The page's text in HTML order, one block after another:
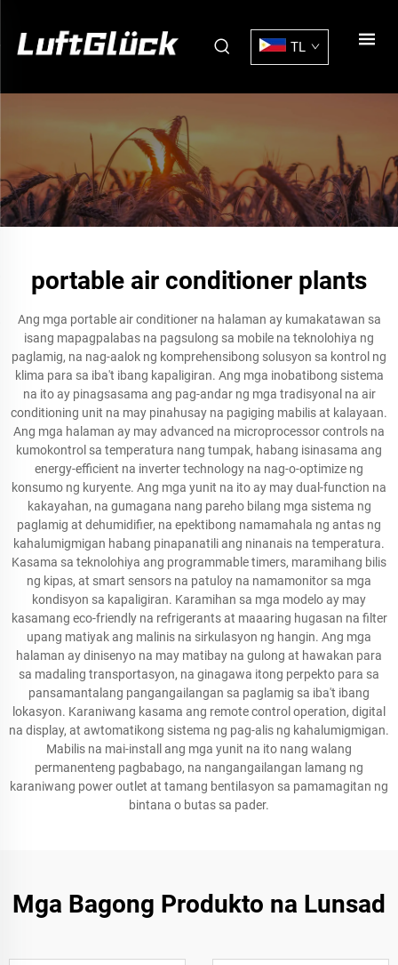
TL
portable air conditioner plants
Ang mga portable air conditioner na halaman ay kumakatawan sa
isang mapagpalabas na pagsulong sa mobile na teknolohiya ng
paglamig, na nag-aalok ng komprehensibong solusyon sa kontrol ng
klima para sa iba't ibang kapaligiran. Ang mga inobatibong sistema
na ito ay pinagsasama ang pag-andar ng mga tradisyonal na air
conditioning unit na may pinahusay na pagiging mabilis at kalayaan.
Ang mga halaman ay may advanced na microprocessor controls na
kumokontrol sa temperatura nang tumpak, habang isinasama ang
energy-efficient na inverter technology na nag-o-optimize ng
konsumo ng kuryente. Ang mga yunit na ito ay may dual-function na
kakayahan, na gumagana nang pareho bilang mga sistema ng
paglamig at dehumidifier, na epektibong namamahala ng antas ng
kahalumigmigan habang pinapanatili ang ninanais na temperatura.
Kasama sa teknolohiya ang programmable timers, maramihang bilis
ng kipas, at smart sensors na patuloy na namamonitor sa mga
kondisyon sa kapaligiran. Karamihan sa mga modelo ay may
kasamang eco-friendly na refrigerants at maaaring hugasan na filter
upang matiyak ang malinis na sirkulasyon ng hangin. Ang mga
halaman ay dinisenyo na may matibay na gulong at hawakan para
sa madaling transportasyon, na ginagawa itong perpekto para sa
pansamantalang pangangailangan sa paglamig sa iba't ibang
lokasyon. Karaniwang kasama ang remote control operation, digital
na display, at awtomatikong sistema ng pag-alis ng kahalumigmigan.
Mabilis na mai-install ang mga yunit na ito nang walang
permanenteng pagbabago, na nangangailangan lamang ng
karaniwang power outlet at tamang bentilasyon sa pamamagitan ng
bintana o butas sa pader.
Mga Bagong Produkto na Lunsad